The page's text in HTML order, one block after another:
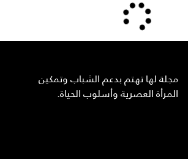
مجلة لها تهتم بدعم الشباب وتمكين
المرأة العصرية وأسلوب الحياة.